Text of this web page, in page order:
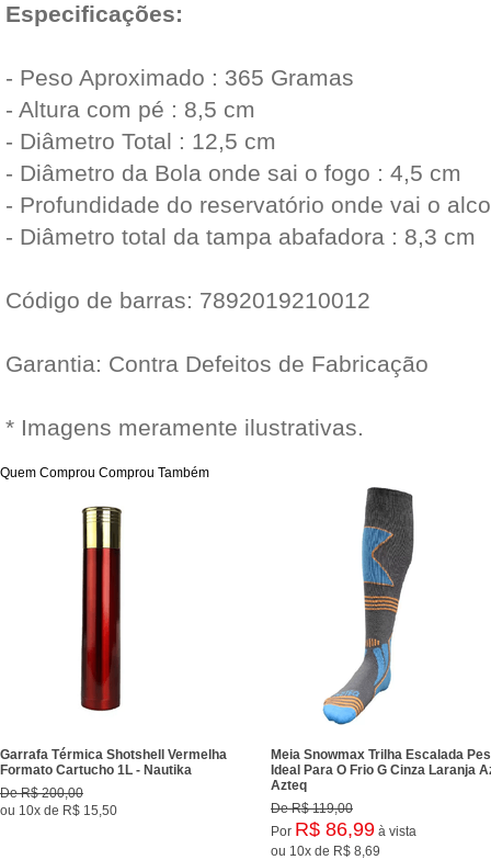
Especificações:
- Peso Aproximado : 365 Gramas
- Altura com pé : 8,5 cm
- Diâmetro Total : 12,5 cm
- Diâmetro da Bola onde sai o fogo : 4,5 cm
- Profundidade do reservatório onde vai o
- Diâmetro total da tampa abafadora : 8,3 cm
Código de barras: 7892019210012
Garantia: Contra Defeitos de Fabricação
* Imagens meramente ilustrativas.
Quem Comprou Comprou Também
Garrafa Térmica Shotshell Vermelha
Formato Cartucho 1L - Nautika
DeR$ 200,00
ou 10x de R$ 15,50
Meia Snowmax Trilha Escalada
Ideal Para O Frio G Cinza Laranja
Azteq
DeR$ 119,00
Por R$ 86,99 à vista
ou 10x de R$ 8,69